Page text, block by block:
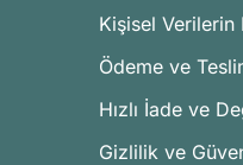
Kişisel Verilerin
Ödeme ve
Hızlı İade ve
Gizlilik ve